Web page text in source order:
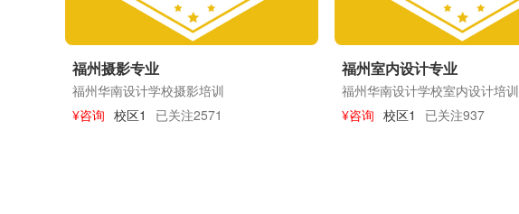
福州摄影专业
福州华南设计学校摄影培训
¥咨询 校区1 已关注2571
福州室内设计专业
福州华南设计学校室内设计培训
¥咨询 校区1 已关注937